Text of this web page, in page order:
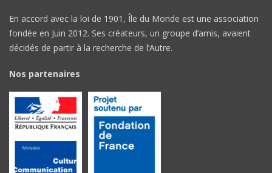
En accord avec la loi de 1901, Île du Monde est une association
fondée en Juin 2012. Ses créateurs, un groupe d’amis, avaient
décidés de partir à la recherche de l’Autre.
Nos partenaires